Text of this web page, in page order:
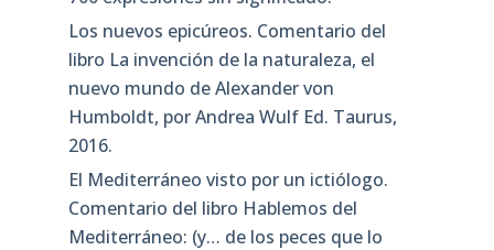
Los nuevos epicúreos. Comentario del
libro La invención de la naturaleza, el
nuevo mundo de Alexander von
Humboldt, por Andrea Wulf Ed. Taurus,
2016.
El Mediterráneo visto por un ictiólogo.
Comentario del libro Hablemos del
Mediterráneo: (y… de los peces que lo